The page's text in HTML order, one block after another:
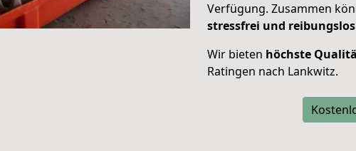
Verfügung. Zusammen
stressfrei und reibungslos
Wir bieten höchste
Ratingen nach Lankwitz.